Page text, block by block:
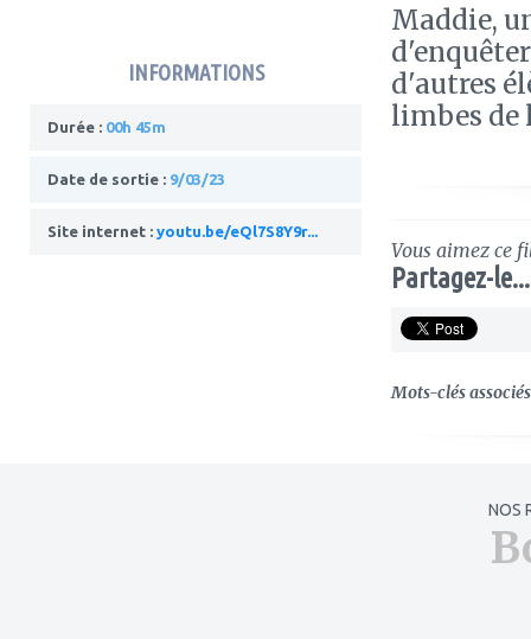
INFORMATIONS
Durée : 00h 45m
Date de sortie : 9/03/23
Site internet : youtu.be/eQl7S8Y9r...
Maddie,
d'autres
limbes de
Vous aimez ce
Partagez-le...
Mots-clés
NOS